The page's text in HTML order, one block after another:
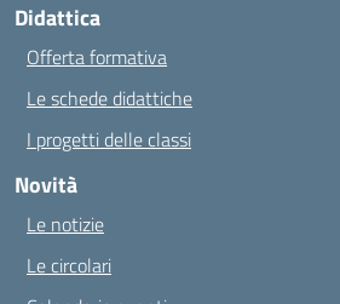
Didattica
Offerta formativa
Le schede didattiche
I progetti delle classi
Novità
Le notizie
Le circolari